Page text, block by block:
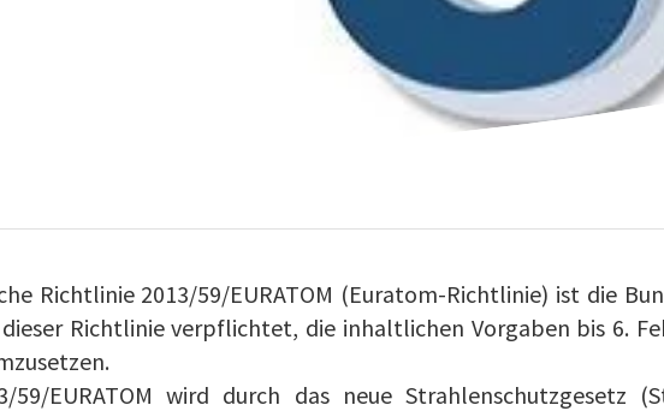
Richtlinie 2013/59/EURATOM (Euratom-Richtlinie) ist die
Richtlinie verpflichtet, die inhaltlichen Vorgaben bis 6.
59/EURATOM wird durch das neue Strahlenschutzgesetz